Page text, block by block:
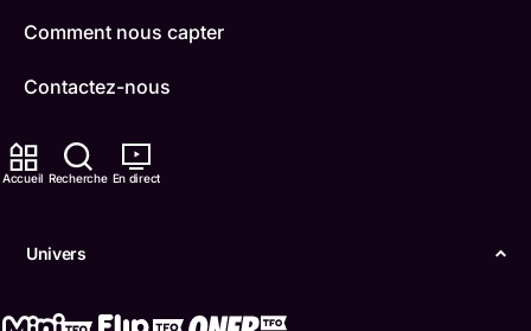
Accueil Recherche En direct
Univers
Comment nous capter
Contactez-nous
ONFR
Boukili